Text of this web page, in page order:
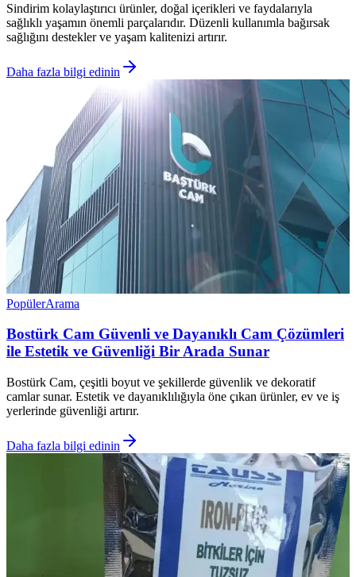
Sindirim kolaylaştırıcı ürünler, doğal içerikleri ve faydalarıyla
sağlıklı yaşamın önemli parçalarıdır. Düzenli kullanımla bağırsak
sağlığını destekler ve yaşam kalitenizi artırır.
Daha fazla bilgi edinin
PopülerArama
Bostürk Cam Güvenli ve Dayanıklı Cam Çözümleri
ile Estetik ve Güvenliği Bir Arada Sunar
Bostürk Cam, çeşitli boyut ve şekillerde güvenlik ve dekoratif
camlar sunar. Estetik ve dayanıklılığıyla öne çıkan ürünler, ev ve iş
yerlerinde güvenliği artırır.
Daha fazla bilgi edinin